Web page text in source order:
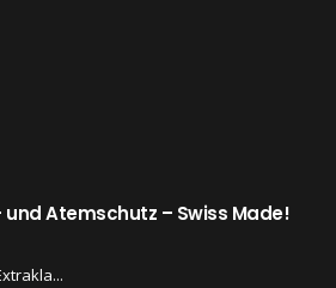
Atemschutz – Swiss Made!